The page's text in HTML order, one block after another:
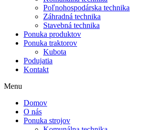
Poľnohospodárska technika
Záhradná technika
Stavebná technika
Ponuka produktov
Ponuka traktorov
Kubota
Podujatia
Kontakt
Menu
Domov
O nás
Ponuka strojov